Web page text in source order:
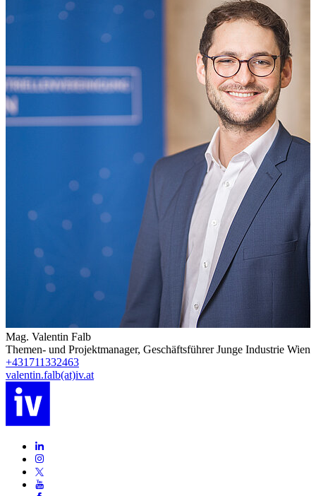
Mag. Valentin Falb
Themen- und Projektmanager, Geschäftsführer Junge Industrie Wien
+431711332463
valentin.falb(at)iv.at